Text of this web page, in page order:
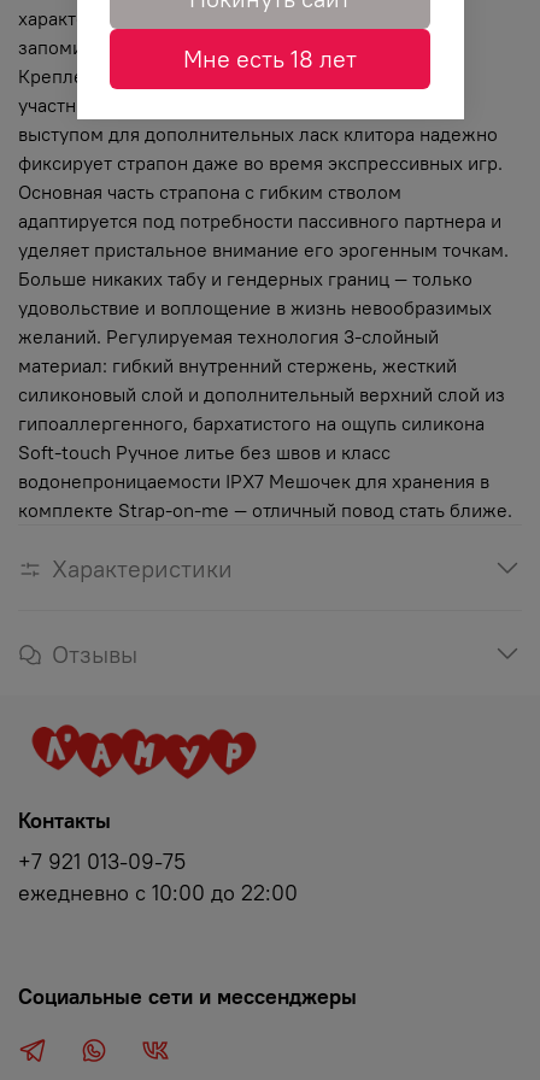
характеристиками. Его регулируемая форма
запоминает оптимальное для вас положение.
Крепление, стимулирующее G-точку активной
участницы, и широкое основание с небольшим
выступом для дополнительных ласк клитора надежно
фиксирует страпон даже во время экспрессивных игр.
Основная часть страпона с гибким стволом
адаптируется под потребности пассивного партнера и
уделяет пристальное внимание его эрогенным точкам.
Больше никаких табу и гендерных границ — только
удовольствие и воплощение в жизнь невообразимых
желаний. Регулируемая технология 3-слойный
материал: гибкий внутренний стержень, жесткий
силиконовый слой и дополнительный верхний слой из
гипоаллергенного, бархатистого на ощупь силикона
Soft-touch Ручное литье без швов и класс
водонепроницаемости IPX7 Мешочек для хранения в
комплекте Strap-on-me — отличный повод стать ближе.
Характеристики
Отзывы
Контакты
+7 921 013-09-75
ежедневно с 10:00 до 22:00
Социальные сети и мессенджеры
Мне есть 18 лет